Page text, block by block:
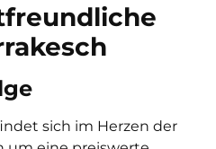
sich im Herzen der